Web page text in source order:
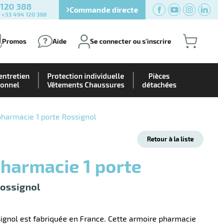
388
494 120 388 Commande directe
Promos Aide Se connecter ou s'inscrire
Protection individuelle
Vêtements Chaussures
Pièces
détachées
1 porte Rossignol
Retour à la liste
1 porte
est fabriquée en France. Cette armoire pharmacie